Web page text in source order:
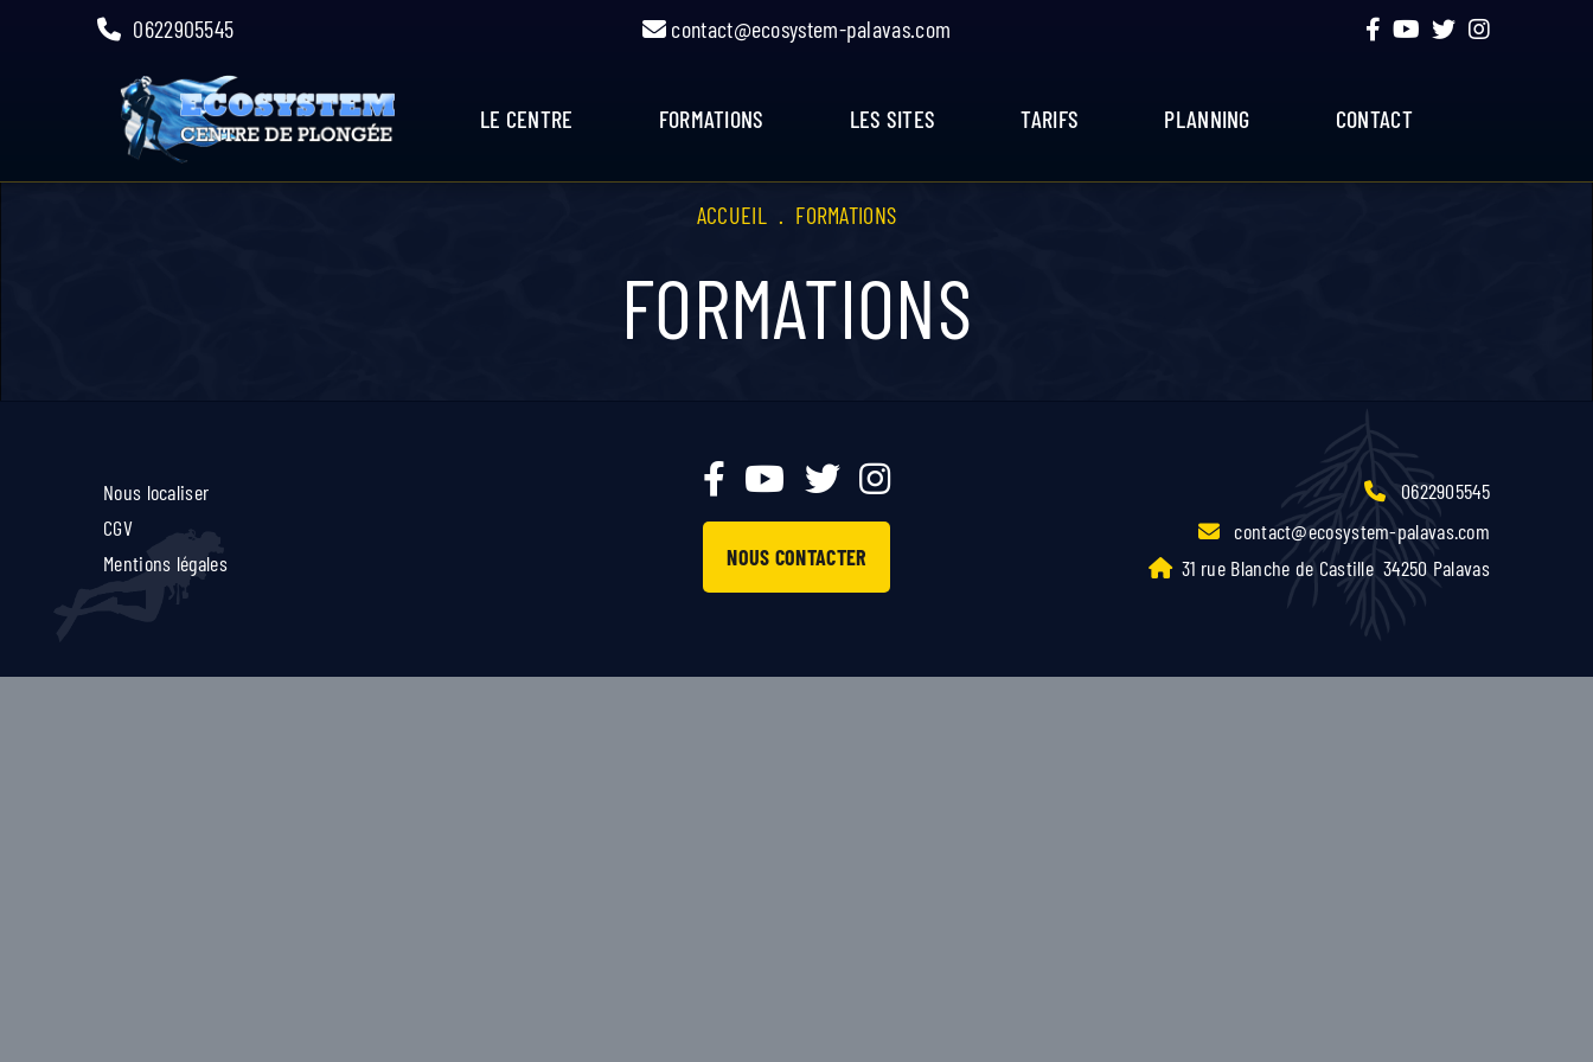
0622905545 contact@ecosystem-palavas.com
LE CENTRE FORMATIONS LES SITES TARIFS PLANNING CONTACT
ACCUEIL . FORMATIONS
FORMATIONS
Nous localiser
CGV
Mentions légales
NOUS CONTACTER
0622905545
contact@ecosystem-palavas.com
31 rue Blanche de Castille 34250 Palavas